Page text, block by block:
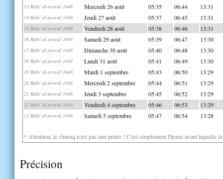
13 Rabi' al-awwal 1448 Mercredi 26 août 05:35 06:44 13:31
14 Rabi' al-awwal 1448 Jeudi 27 août 05:37 06:45 13:31
15 Rabi' al-awwal 1448 Vendredi 28 août 05:38 06:46 13:31
16 Rabi' al-awwal 1448 Samedi 29 août 05:39 06:47 13:30
17 Rabi' al-awwal 1448 Dimanche 30 août 05:40 06:48 13:30
18 Rabi' al-awwal 1448 Lundi 31 août 05:41 06:49 13:30
19 Rabi' al-awwal 1448 Mardi 1 septembre 05:43 06:50 13:29
20 Rabi' al-awwal 1448 Mercredi 2 septembre 05:44 06:51 13:29
21 Rabi' al-awwal 1448 Jeudi 3 septembre 05:45 06:52 13:29
22 Rabi' al-awwal 1448 Vendredi 4 septembre 05:46 06:53 13:29
23 Rabi' al-awwal 1448 Samedi 5 septembre 05:47 06:54 13:28
* Attention, le shuruq n'est pas une prière ! C'est simplement l'heure avant laquelle
Précision